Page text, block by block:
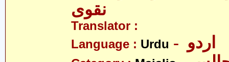
نقوی
Translator :
Language : Urdu